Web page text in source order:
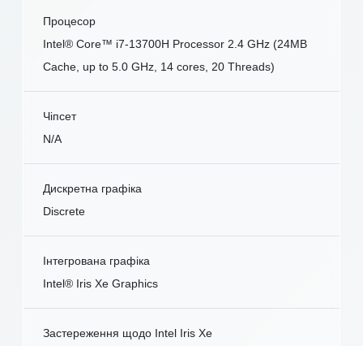
Процесор
Intel® Core™ i7-13700H Processor 2.4 GHz (24MB
Cache, up to 5.0 GHz, 14 cores, 20 Threads)
Чіпсет
N/A
Дискретна графіка
Discrete
Інтегрована графіка
Intel® Iris Xe Graphics
Застереження щодо Intel Iris Xe